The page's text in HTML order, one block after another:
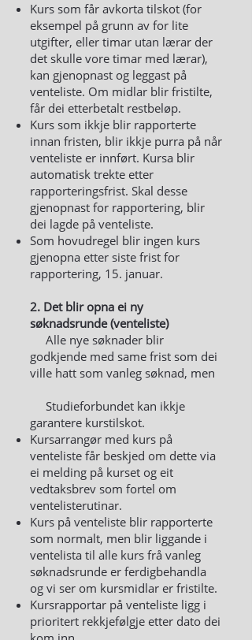
Kurs som får avkorta tilskot (for
eksempel på grunn av for lite
utgifter, eller timar utan lærar der
det skulle vore timar med lærar),
kan gjenopnast og leggast på
venteliste. Om midlar blir fristilte,
får dei etterbetalt restbeløp.
Kurs som ikkje blir rapporterte
innan fristen, blir ikkje purra på når
venteliste er innført. Kursa blir
automatisk trekte etter
rapporteringsfrist. Skal desse
gjenopnast for rapportering, blir
dei lagde på venteliste.
Som hovudregel blir ingen kurs
gjenopna etter siste frist for
rapportering, 15. januar.
2. Det blir opna ei ny
søknadsrunde (venteliste)
Alle nye søknader blir
godkjende med same frist som dei
ville hatt som vanleg søknad, men
Studieforbundet kan ikkje
garantere kurstilskot.
Kursarrangør med kurs på
venteliste får beskjed om dette via
ei melding på kurset og eit
vedtaksbrev som fortel om
ventelisterutinar.
Kurs på venteliste blir rapporterte
som normalt, men blir liggande i
ventelista til alle kurs frå vanleg
søknadsrunde er ferdigbehandla
og vi ser om kursmidlar er fristilte.
Kursrapportar på venteliste ligg i
prioritert rekkjefølgje etter dato dei